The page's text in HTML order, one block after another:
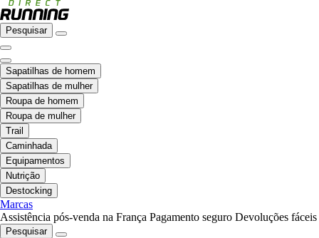
Pesquisar
Sapatilhas de homem
Sapatilhas de mulher
Roupa de homem
Roupa de mulher
Trail
Caminhada
Equipamentos
Nutrição
Destocking
Marcas
Assistência pós-venda na França Pagamento seguro Devoluções fáceis
Pesquisar